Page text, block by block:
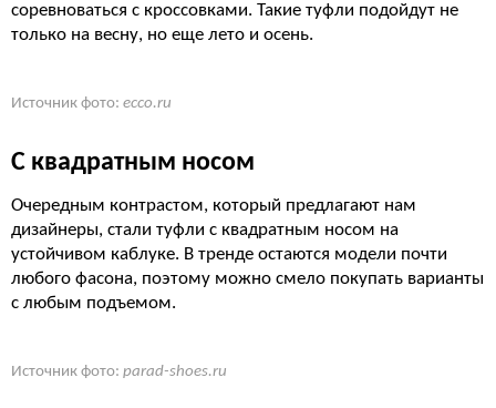
соревноваться с кроссовками. Такие туфли подойдут не
только на весну, но еще лето и осень.
Источник фото: ecco.ru
С квадратным носом
Очередным контрастом, который предлагают нам
дизайнеры, стали туфли с квадратным носом на
устойчивом каблуке. В тренде остаются модели почти
любого фасона, поэтому можно смело покупать варианты
с любым подъемом.
Источник фото: parad-shoes.ru